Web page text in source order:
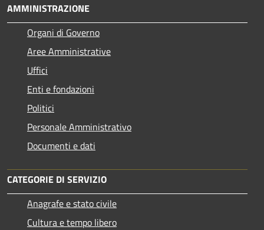
AMMINISTRAZIONE
Organi di Governo
Aree Amministrative
Uffici
Enti e fondazioni
Politici
Personale Amministrativo
Documenti e dati
CATEGORIE DI SERVIZIO
Anagrafe e stato civile
Cultura e tempo libero